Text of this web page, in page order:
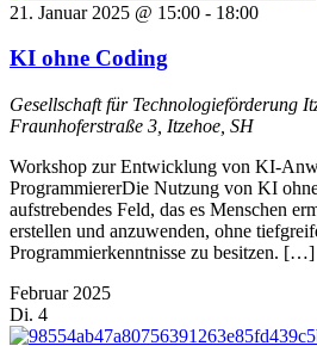
21. Januar 2025 @ 15:00 - 18:00
KI ohne Coding
Gesellschaft für Technologieförderung
Fraunhoferstraße 3, Itzehoe, SH
Workshop zur Entwicklung von KI-
ProgrammiererDie Nutzung von KI
aufstrebendes Feld, das es Menschen
erstellen und anzuwenden, ohne
Programmierkenntnisse zu besitzen. […]
Februar 2025
Di. 4